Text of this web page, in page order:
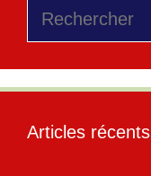
Rechercher
Articles récents